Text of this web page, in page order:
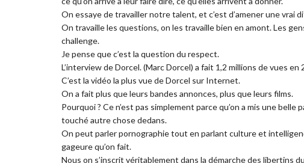
On essaye de travailler notre talent, et c’est d’amener une vrai
On travaille les questions, on les travaille bien en amont. Les
challenge.
Je pense que c’est la question du respect.
L’interview de Dorcel. (Marc Dorcel) a fait 1,2 millions de vues en
C’est la vidéo la plus vue de Dorcel sur Internet.
On a fait plus que leurs bandes annonces, plus que leurs films.
Pourquoi ? Ce n’est pas simplement parce qu’on a mis une belle
touché autre chose dedans.
On peut parler pornographie tout en parlant culture et
gageure qu’on fait.
Nous on s’inscrit véritablement dans la démarche des libertins